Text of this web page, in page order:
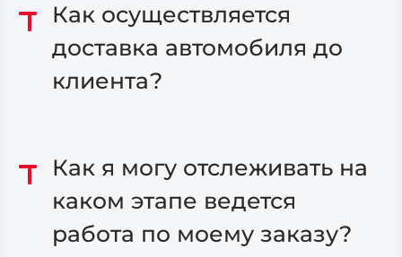
Как осуществляется
доставка автомобиля до
клиента?
Как я могу отслеживать на
каком этапе ведется
работа по моему заказу?